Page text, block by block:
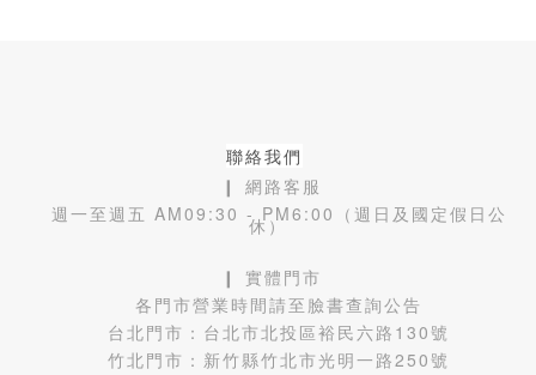
聯絡我們
❙ 網路客服
週一至週五 AM09:30 - PM6:00（週日及國定假日公
休）
❙ 實體門市
各門市營業時間請至臉書查詢公告
台北門市： 台北市北投區裕民六路130號
竹北門市： 新竹縣竹北市光明一路250號